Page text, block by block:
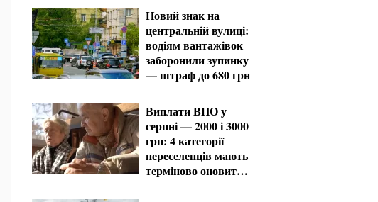
загальних умовах
Новий знак на
центральній вулиці:
водіям вантажівок
заборонили зупинку
— штраф до 680 грн
Виплати ВПО у
серпні — 2000 і 3000
грн: 4 категорії
переселенців мають
терміново оновити